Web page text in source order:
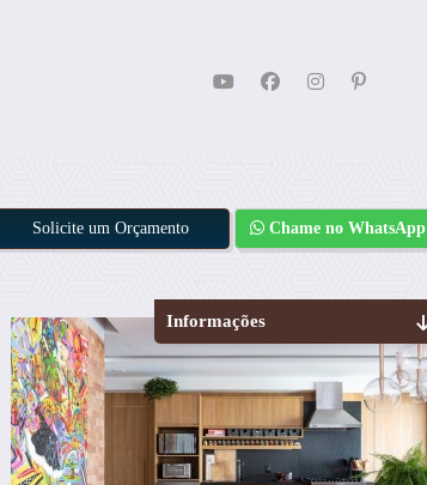
Solicite um Orçamento Chame no WhatsApp
Informações